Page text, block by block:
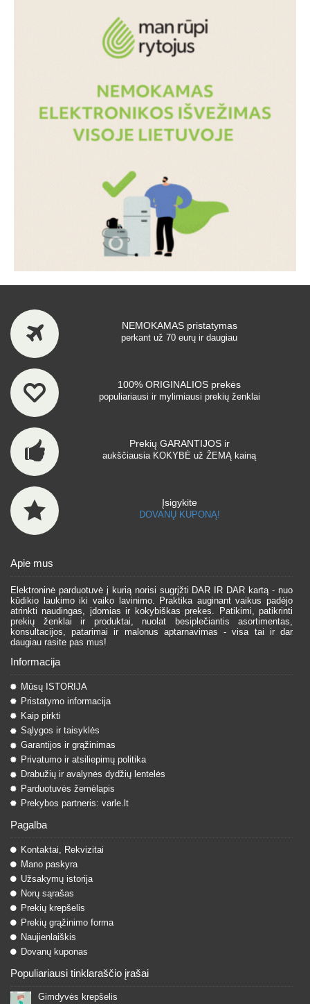
NEMOKAMAS pristatymas
perkant už 70 eurų ir daugiau
100% ORIGINALIOS prekės
populiariausi ir mylimiausi prekių ženklai
Prekių GARANTIJOS ir
aukščiausia KOKYBĖ už ŽEMĄ kainą
Įsigykite
DOVANŲ KUPONĄ!
Apie mus
Elektroninė parduotuvė į kurią norisi sugrįžti DAR IR DAR kartą - nuo
kūdikio laukimo iki vaiko lavinimo. Praktika auginant vaikus padėjo
atrinkti naudingas, įdomias ir kokybiškas prekes. Patikimi, patikrinti
prekių ženklai ir produktai, nuolat besiplečiantis asortimentas,
konsultacijos, patarimai ir malonus aptarnavimas - visa tai ir dar
daugiau rasite pas mus!
Informacija
Mūsų ISTORIJA
Pristatymo informacija
Kaip pirkti
Sąlygos ir taisyklės
Garantijos ir grąžinimas
Privatumo ir atsiliepimų politika
Drabužių ir avalynės dydžių lentelės
Parduotuvės žemėlapis
Prekybos partneris: varle.lt
Pagalba
Kontaktai, Rekvizitai
Mano paskyra
Užsakymų istorija
Norų sąrašas
Prekių krepšelis
Prekių grąžinimo forma
Naujienlaiškis
Dovanų kuponas
Populiariausi tinklaraščio įrašai
Gimdyvės krepšelis